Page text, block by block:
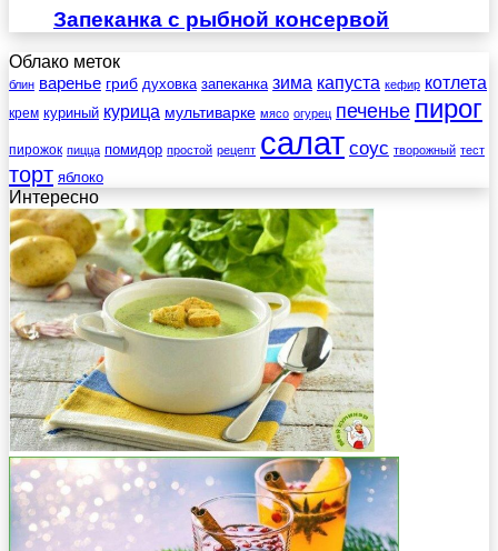
Запеканка с рыбной консервой
Облако меток
блин варенье гриб духовка запеканка зима капуста кефир котлета
крем куриный курица мультиварке мясо огурец печенье пирог
пирожок пицца помидор простой рецепт салат соус творожный тест
торт яблоко
Интересно